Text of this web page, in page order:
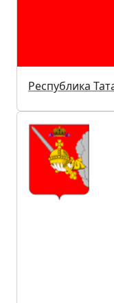
Республика